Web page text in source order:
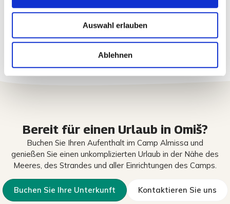
Auswahl erlauben
Ablehnen
Bereit für einen Urlaub in Omiš?
Buchen Sie Ihren Aufenthalt im Camp Almissa und
genießen Sie einen unkomplizierten Urlaub in der Nähe des
Meeres, des Strandes und aller Einrichtungen des Camps.
Buchen Sie Ihre Unterkunft Kontaktieren Sie uns